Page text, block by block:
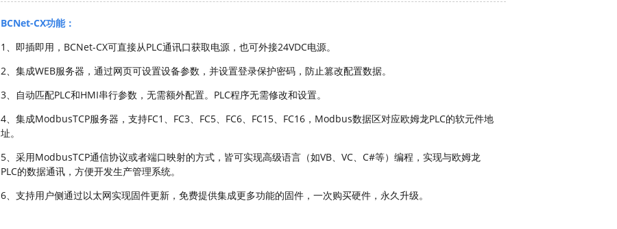
BCNet-CX功能：
1、即插即用，BCNet-CX可直接从PLC通讯口获取电源，也可外接24VDC电源。
2、集成WEB服务器，通过网页可设置设备参数，并设置登录保护密码，防止篡改配置数据。
3、自动匹配PLC和HMI串行参数，无需额外配置。PLC程序无需修改和设置。
4、集成ModbusTCP服务器，支持FC1、FC3、FC5、FC6、FC15、FC16，Modbus数据区对应欧姆龙PLC的软元件地
址。
5、采用ModbusTCP通信协议或者端口映射的方式，皆可实现高级语言（如VB、VC、C#等）编程，实现与欧姆龙
PLC的数据通讯，方便开发生产管理系统。
6、支持用户侧通过以太网实现固件更新，免费提供集成更多功能的固件，一次购买硬件，永久升级。